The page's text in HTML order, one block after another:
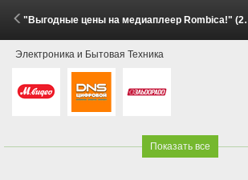
"Выгодные цены на медиаплеер Rombica!" (29 Мая - 15 Июня 2026)
Электроника и Бытовая Техника
Показать все